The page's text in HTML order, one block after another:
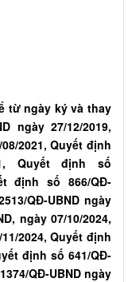
từ ngày ký và thay
ngày 27/12/2019,
2021, Quyết định
Quyết định số
định số 866/QĐ-
QĐ-UBND ngày
ngày 07/10/2024,
2024, Quyết định
định số 641/QĐ-
QĐ-UBND ngày